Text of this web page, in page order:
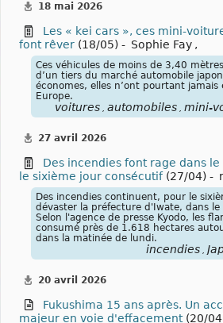
18 mai 2026
Les « kei cars », ces mini-
font rêver (18/05) - Sophie Fay ,
Ces véhicules de moins de 3,40
d’un tiers du marché automobile
économes, elles n’ont pourtant jamais
Europe.
voitures , automobiles , mini-
27 avril 2026
Des incendies font rage dans
le sixième jour consécutif (27/04) -
Des incendies continuent, pour le
dévaster la préfecture d'Iwate, dans le
Selon l'agence de presse Kyodo, les
consumé près de 1.618 hectares
dans la matinée de lundi.
incendies ,
20 avril 2026
Fukushima 15 ans après. Un
majeur en voie d'effacement(20/